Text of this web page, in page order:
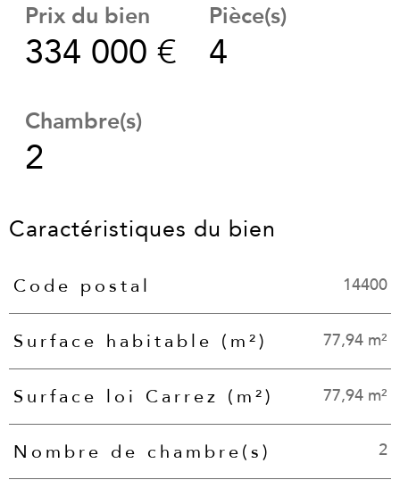
Prix du bien
334 000 €
Pièce(s)
4
Chambre(s)
2
Caractéristiques du bien
Caractéristiques Valeurs
Code postal 14400
Surface habitable (m²) 77,94 m²
Surface loi Carrez (m²) 77,94 m²
Nombre de chambre(s) 2